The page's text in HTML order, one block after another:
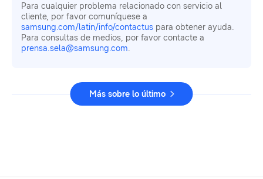
Para cualquier problema relacionado con servicio al
cliente, por favor comuníquese a
samsung.com/latin/info/contactus para obtener ayuda.
Para consultas de medios, por favor contacte a
prensa.sela@samsung.com.
Más sobre lo último